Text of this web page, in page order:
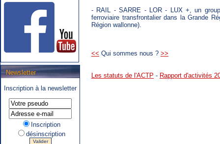
Newsletter
Inscription à la newsletter
Inscription
désinscription
.SNCB - TEC : Système de
- RAIL - SARRE - LOR - LUX +, un
ferroviaire transfrontalier dans la Grande
Région wallonne).
<< Qui sommes nous ? >>
Les statuts de l'ACTP - Rapport d'activités